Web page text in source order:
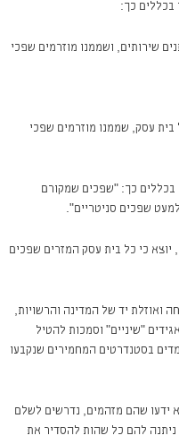
בכללים כך:
שירותים, ושממנו מוזרמים שפכי
עסק, שממנו מוזרמים שפכי
בכללים כך: "שפכים שמקורם
שפכים סניטריים".
כי כל בית עסק המזרים שפכים
ואוזלת יד של המדינה והרשויות,
"שיניים" וסמכות להטיל
בסטנדרטים המחמירים שנקבעו
ידעו שהם מזהמים, נדרשים לשלם
להם כל שהות להסדיר את